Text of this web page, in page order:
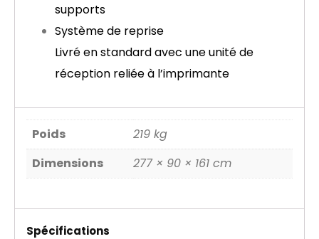
supports
Système de reprise
Livré en standard avec une unité de
réception reliée à l’imprimante
Poids
219 kg
Dimensions
277 × 90 × 161 cm
Spécifications